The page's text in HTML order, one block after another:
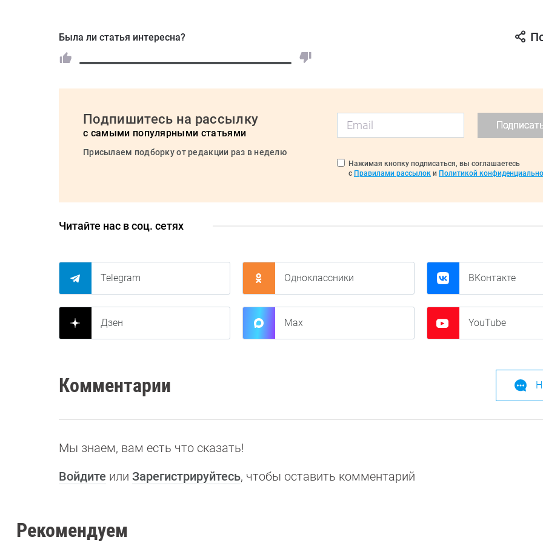
Была ли статья интересна?
Подпишитесь на рассылку
с самыми популярными статьями
Присылаем подборку от редакции раз в неделю
Нажимая кнопку подписаться, вы соглашаетесь
с Правилами рассылок и Политикой
Читайте нас в соц. сетях
Telegram Одноклассники ВКонтакте
Дзен Max YouTube
Комментарии
Мы знаем, вам есть что сказать!
Войдите или Зарегистрируйтесь, чтобы оставить комментарий
Рекомендуем